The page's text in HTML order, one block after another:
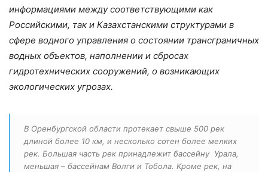
информациями между соответствующими как
Российскими, так и Казахстанскими структурами в
сфере водного управления о состоянии трансграничных
водных объектов, наполнении и сбросах
гидротехнических сооружений, о возникающих
экологических угрозах.
В Оренбургской области протекает свыше 500 рек
длиной более 10 км, и несколько сотен более мелких
рек. Большая часть рек принадлежит бассейну Урала,
меньшая – бассейнам Волги и Тобола. Кроме рек, на